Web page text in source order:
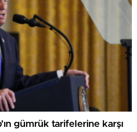
gümrük tarifelerine karşı